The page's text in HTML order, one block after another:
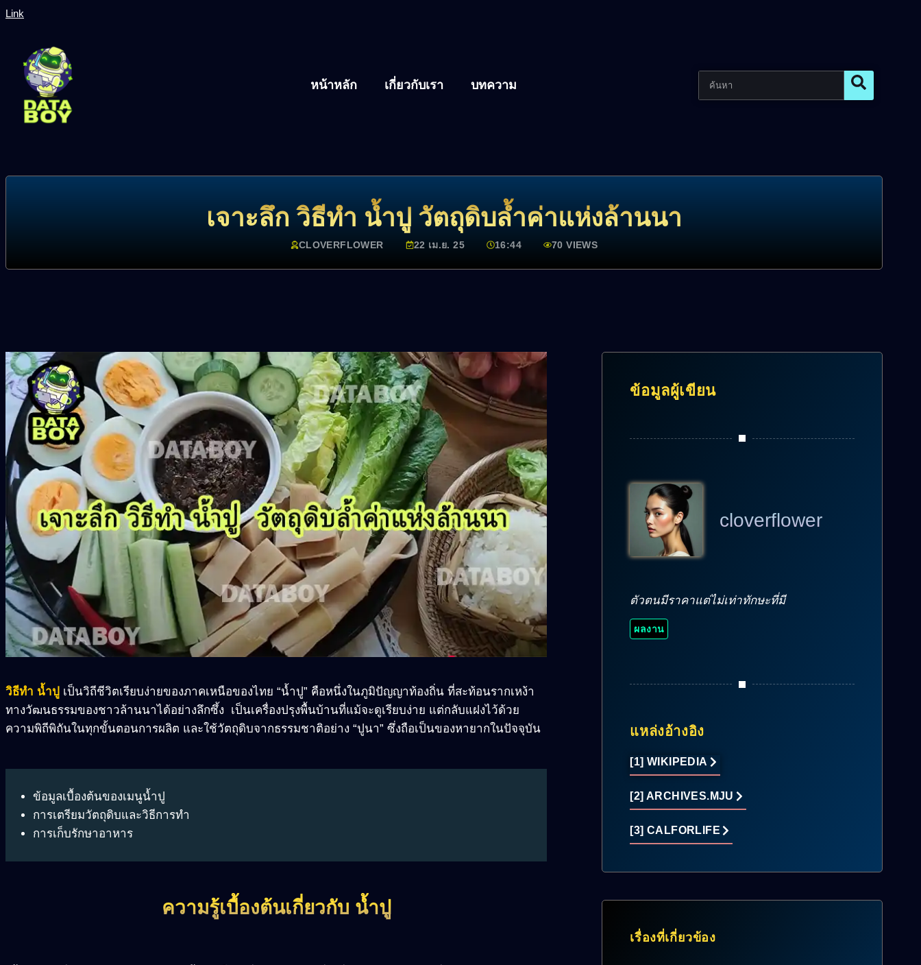
Link
หน้าหลัก เกี่ยวกับเรา บทความ
เจาะลึก วิธีทำ น้ำปู วัตถุดิบล้ำค่าแห่งล้านนา
CLOVERFLOWER 22 เม.ย. 25 16:44 70 VIEWS
วิธีทำ น้ำปู เป็นวิถีชีวิตเรียบง่ายของภาคเหนือของไทย “น้ำปู” คือหนึ่งในภูมิปัญญาท้องถิ่น ที่สะท้อนรากเหง้า
ทางวัฒนธรรมของชาวล้านนาได้อย่างลึกซึ้ง เป็นเครื่องปรุงพื้นบ้านที่แม้จะดูเรียบง่าย แต่กลับแฝงไว้ด้วย
ความพิถีพิถันในทุกขั้นตอนการผลิต และใช้วัตถุดิบจากธรรมชาติอย่าง “ปูนา” ซึ่งถือเป็นของหายากในปัจจุบัน
ข้อมูลเบื้องต้นของเมนูน้ำปู
การเตรียมวัตถุดิบและวิธีการทำ
การเก็บรักษาอาหาร
ความรู้เบื้องต้นเกี่ยวกับ น้ำปู
ข้อมูลผู้เขียน
cloverflower
ตัวตนมีราคาแต่ไม่เท่าทักษะที่มี
ผลงาน
แหล่งอ้างอิง
[1] WIKIPEDIA
[2] ARCHIVES.MJU
[3] CALFORLIFE
เรื่องที่เกี่ยวข้อง